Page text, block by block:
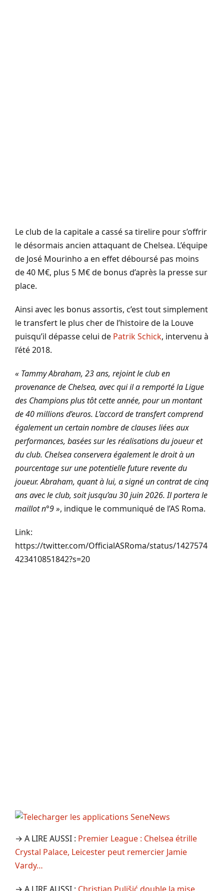
Le club de la capitale a cassé sa tirelire pour s’offrir
le désormais ancien attaquant de Chelsea. L’équipe
de José Mourinho a en effet déboursé pas moins
de 40 M€, plus 5 M€ de bonus d’après la presse sur
place.
Ainsi avec les bonus assortis, c’est tout simplement
le transfert le plus cher de l’histoire de la Louve
puisqu’il dépasse celui de Patrik Schick, intervenu à
l’été 2018.
« Tammy Abraham, 23 ans, rejoint le club en
provenance de Chelsea, avec qui il a remporté la Ligue
des Champions plus tôt cette année, pour un montant
de 40 millions d’euros. L’accord de transfert comprend
également un certain nombre de clauses liées aux
performances, basées sur les réalisations du joueur et
du club. Chelsea conservera également le droit à un
pourcentage sur une potentielle future revente du
joueur. Abraham, quant à lui, a signé un contrat de cinq
ans avec le club, soit jusqu’au 30 juin 2026. Il portera le
maillot n°9 », indique le communiqué de l’AS Roma.
Link:
https://twitter.com/OfficialASRoma/status/1427574
423410851842?s=20
→ A LIRE AUSSI : Premier League : Chelsea étrille
Crystal Palace, Leicester peut remercier Jamie
Vardy…